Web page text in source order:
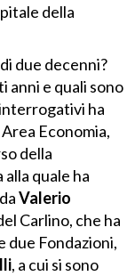
della
due decenni?
anni e quali sono
ha
Economia,
della
quale ha
Valerio
Carlino, che ha
Fondazioni,
, a cui si sono